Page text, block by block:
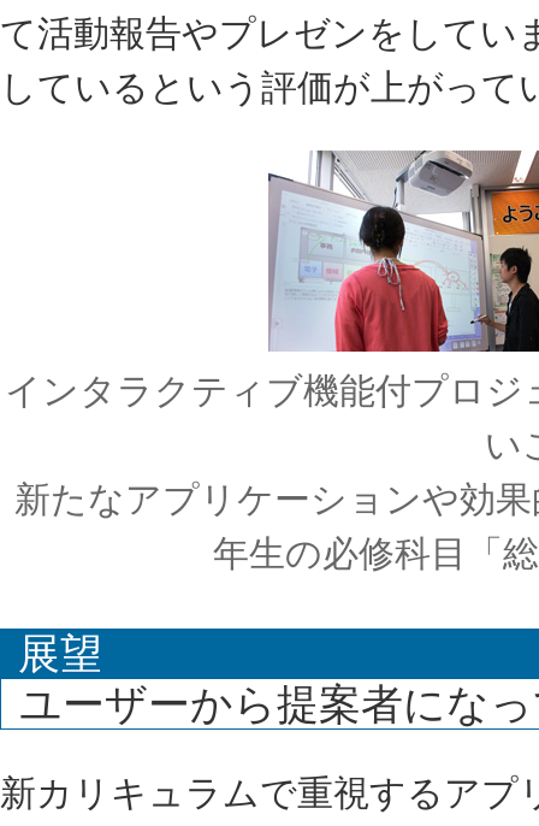
て活動報告やプレゼンをしてい
しているという評価が上がって
インタラクティブ機能付プロ
い
新たなアプリケーションや効
年生の必修科目「
展望
ユーザーから提案者にな
新カリキュラムで重視するアプ